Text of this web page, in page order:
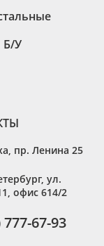
Б/У
пр. Ленина 25
, ул.
офис 614/2
777-67-93